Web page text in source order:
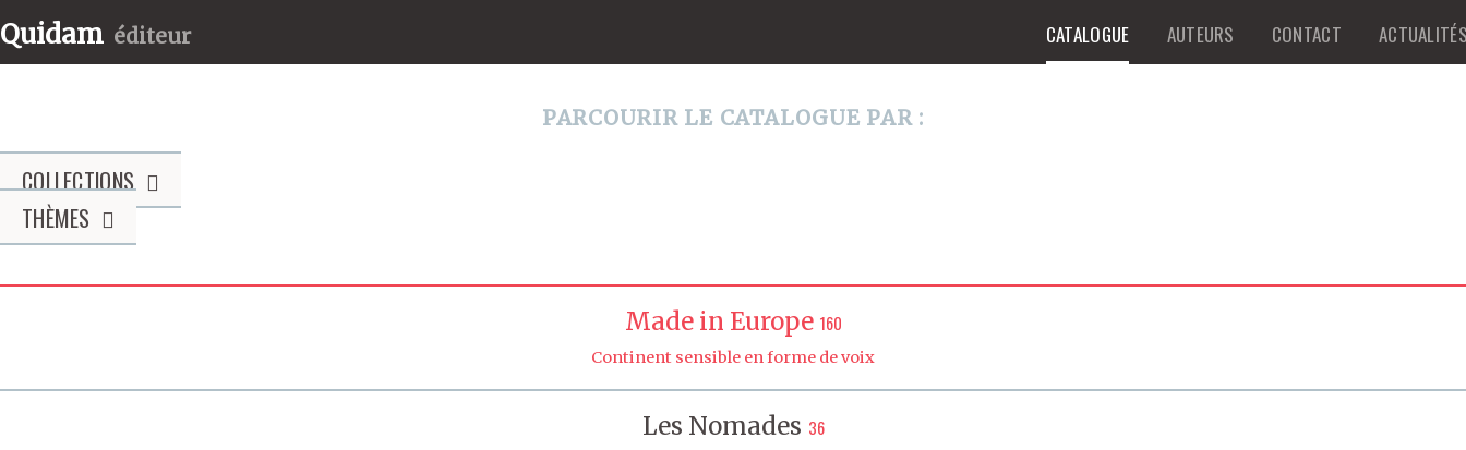
Quidam éditeur CATALOGUE AUTEURS CONTACT
PARCOURIR LE CATALOGUE PAR :
COLLECTIONS
THÈMES
Made in Europe 160
Continent sensible en forme de voix
Les Nomades 36